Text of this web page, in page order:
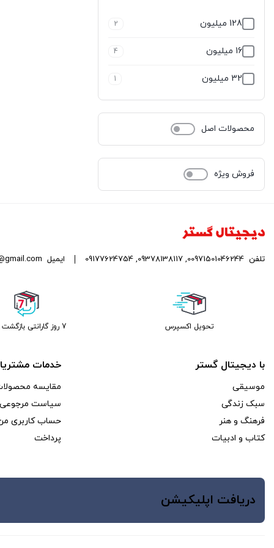
128 میلیون 2
16 میلیون 4
32 میلیون 1
محصولات اصل
فروش ویژه
تلفن 00971501046244
,
09378138117
,
09177624754 ایمیل
تحویل اکسپرس 7 روز گارانتی بازگشت وجه
با دیجیتال گستر
موسیقی
سبک زندگی
فرهنگ و هنر
کتاب و ادبیات
خدمات
مقایسه
سیاست
حساب کاربری
پرداخت
دریافت اپلیکیشن